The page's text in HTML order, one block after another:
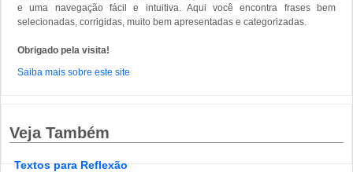
e uma navegação fácil e intuitiva. Aqui você encontra frases bem
selecionadas, corrigidas, muito bem apresentadas e categorizadas.
Obrigado pela visita!
Saiba mais sobre este site
Veja Também
Textos para Reflexão